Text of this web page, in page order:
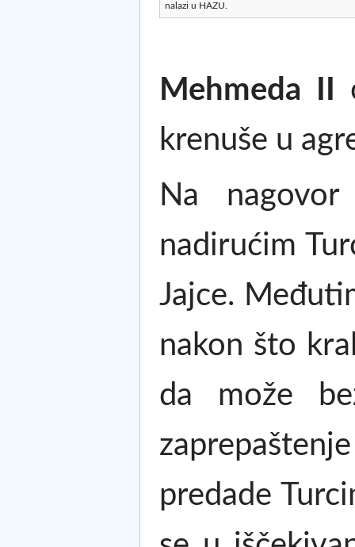
nalazi u HAZU.
Mehmeda II
krenuše u
Na
nadirućim
Jajce.
nakon što
da može
predade